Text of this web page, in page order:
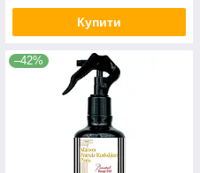
Купити
–42%